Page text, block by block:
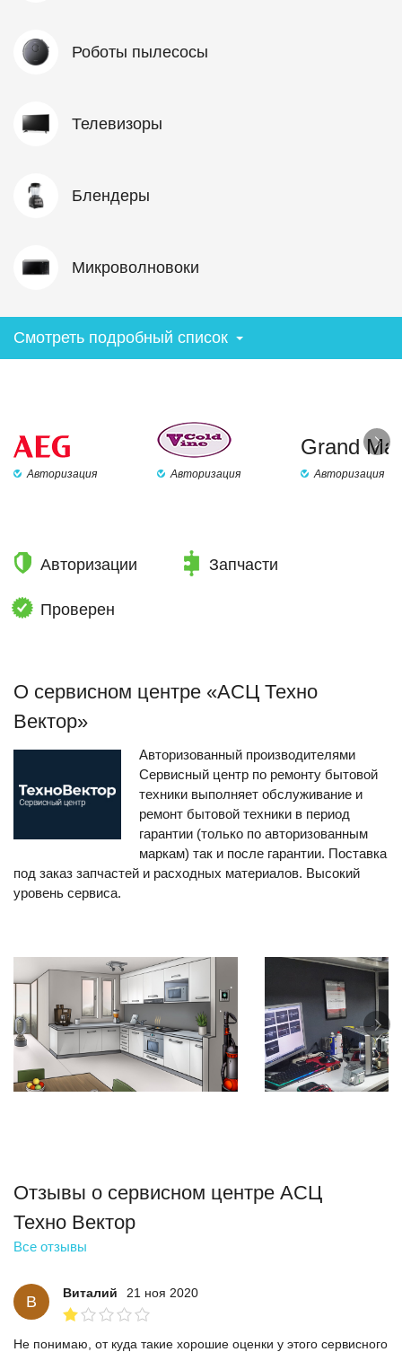
Роботы пылесосы
Телевизоры
Блендеры
Микроволновоки
Смотреть подробный список
Авторизация Авторизация Авторизация
Авторизации Запчасти
Проверен
О сервисном центре «АСЦ Техно
Вектор»
Авторизованный производителями
Сервисный центр по ремонту бытовой
техники выполняет обслуживание и
ремонт бытовой техники в период
гарантии (только по авторизованным
маркам) так и после гарантии. Поставка
под заказ запчастей и расходных материалов. Высокий
уровень сервиса.
Отзывы о сервисном центре АСЦ
Техно Вектор
Все отзывы
В Виталий 21 ноя 2020
Не понимаю, от куда такие хорошие оценки у этого сервисного